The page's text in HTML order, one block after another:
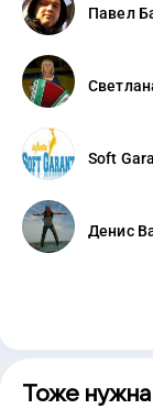
Павел
Soft
Денис
Тоже